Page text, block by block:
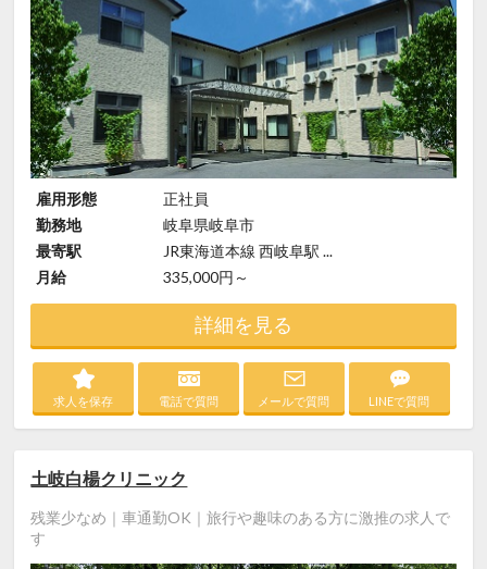
雇用形態
正社員
勤務地
岐阜県岐阜市
最寄駅
JR東海道本線 西岐阜駅 ...
月給
335,000円～
詳細を見る
求人を保存 電話で質問 メールで質問 LINEで質問
土岐白楊クリニック
残業少なめ｜車通勤OK｜旅行や趣味のある方に激推の求人で
す